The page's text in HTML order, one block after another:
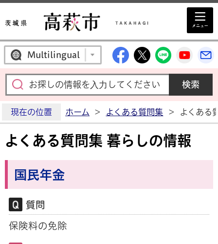
Multilingual 高萩市公式
高萩市公式X
高萩市
高
現在の位置 ホーム > よくある質問集 > よくある
よくある質問集 暮らしの情報
国民年金
質問
保険料の免除